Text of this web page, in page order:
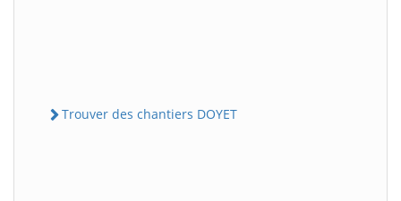
Trouver des chantiers DOYET